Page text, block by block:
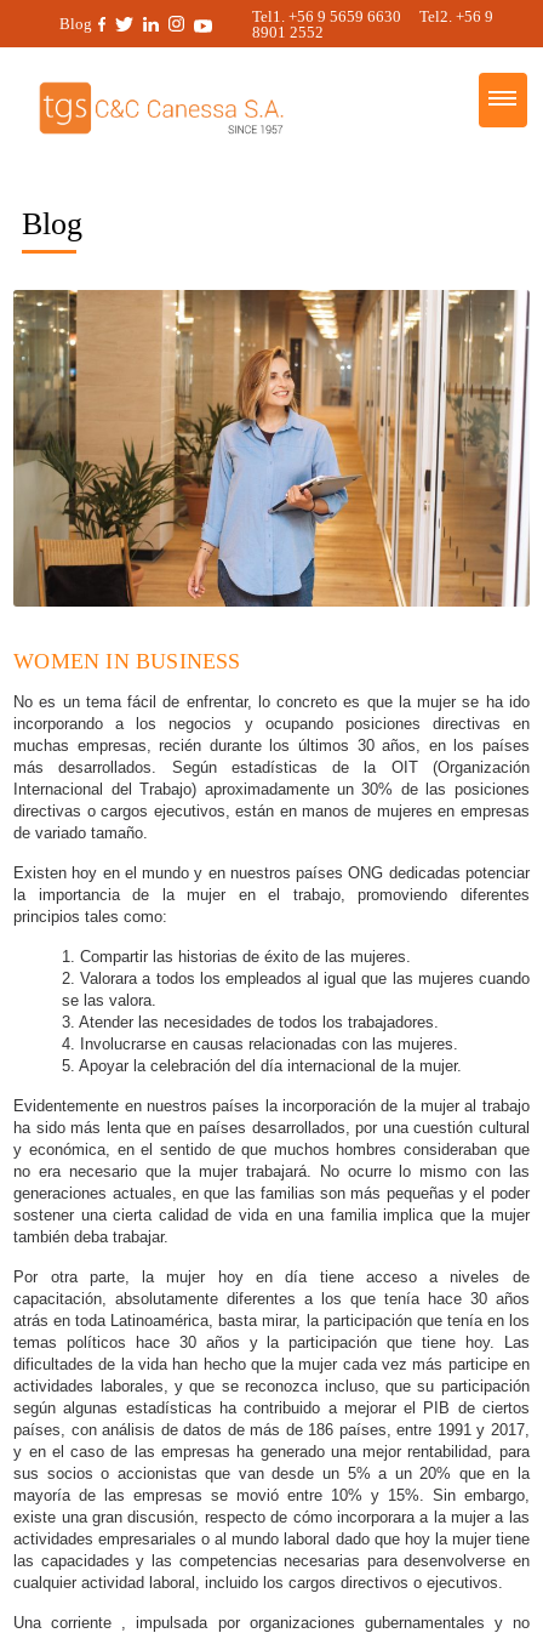
Blog
Tel1. +56 9 5659 6630 Tel2. +56 9
8901 2552
Blog
WOMEN IN BUSINESS
No es un tema fácil de enfrentar, lo concreto es que la mujer se ha ido
incorporando a los negocios y ocupando posiciones directivas en
muchas empresas, recién durante los últimos 30 años, en los países
más desarrollados. Según estadísticas de la OIT (Organización
Internacional del Trabajo) aproximadamente un 30% de las posiciones
directivas o cargos ejecutivos, están en manos de mujeres en empresas
de variado tamaño.
Existen hoy en el mundo y en nuestros países ONG dedicadas potenciar
la importancia de la mujer en el trabajo, promoviendo diferentes
principios tales como:
1. Compartir las historias de éxito de las mujeres.
2. Valorara a todos los empleados al igual que las mujeres cuando
se las valora.
3. Atender las necesidades de todos los trabajadores.
4. Involucrarse en causas relacionadas con las mujeres.
5. Apoyar la celebración del día internacional de la mujer.
Evidentemente en nuestros países la incorporación de la mujer al trabajo
ha sido más lenta que en países desarrollados, por una cuestión cultural
y económica, en el sentido de que muchos hombres consideraban que
no era necesario que la mujer trabajará. No ocurre lo mismo con las
generaciones actuales, en que las familias son más pequeñas y el poder
sostener una cierta calidad de vida en una familia implica que la mujer
también deba trabajar.
Por otra parte, la mujer hoy en día tiene acceso a niveles de
capacitación, absolutamente diferentes a los que tenía hace 30 años
atrás en toda Latinoamérica, basta mirar, la participación que tenía en los
temas políticos hace 30 años y la participación que tiene hoy. Las
dificultades de la vida han hecho que la mujer cada vez más participe en
actividades laborales, y que se reconozca incluso, que su participación
según algunas estadísticas ha contribuido a mejorar el PIB de ciertos
países, con análisis de datos de más de 186 países, entre 1991 y 2017,
y en el caso de las empresas ha generado una mejor rentabilidad, para
sus socios o accionistas que van desde un 5% a un 20% que en la
mayoría de las empresas se movió entre 10% y 15%. Sin embargo,
existe una gran discusión, respecto de cómo incorporara a la mujer a las
actividades empresariales o al mundo laboral dado que hoy la mujer tiene
las capacidades y las competencias necesarias para desenvolverse en
cualquier actividad laboral, incluido los cargos directivos o ejecutivos.
Una corriente , impulsada por organizaciones gubernamentales y no